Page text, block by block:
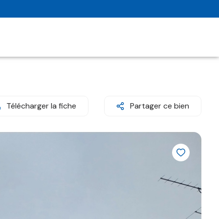
Télécharger la fiche Partager ce bien